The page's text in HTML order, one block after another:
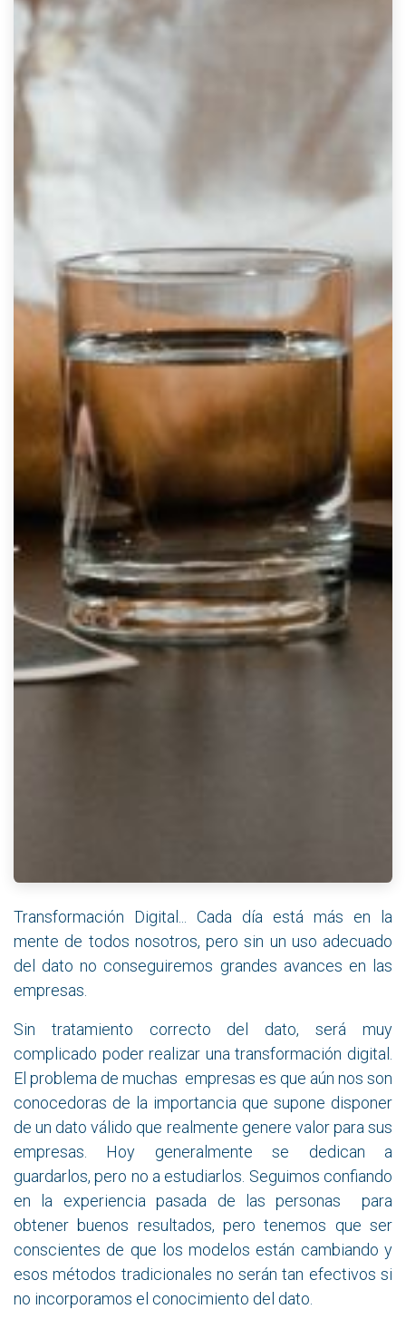
Transformación Digital... Cada día está más en la
mente de todos nosotros, pero sin un uso adecuado
del dato no conseguiremos grandes avances en las
empresas.
Sin tratamiento correcto del dato, será muy
complicado poder realizar una transformación digital.
El problema de muchas empresas es que aún nos son
conocedoras de la importancia que supone disponer
de un dato válido que realmente genere valor para sus
empresas. Hoy generalmente se dedican a
guardarlos, pero no a estudiarlos. Seguimos confiando
en la experiencia pasada de las personas para
obtener buenos resultados, pero tenemos que ser
conscientes de que los modelos están cambiando y
esos métodos tradicionales no serán tan efectivos si
no incorporamos el conocimiento del dato.